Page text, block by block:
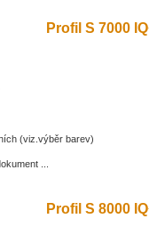
Profil S 7000 IQ
(viz.výběr barev)
...
Profil S 8000 IQ